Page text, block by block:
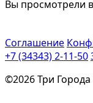
Вы просмотрели
Соглашение
+7 (34343) 2-11-50
©2026 Три Города